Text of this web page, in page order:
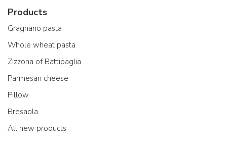
Products
Gragnano pasta
Whole wheat pasta
Zizzona of Battipaglia
Parmesan cheese
Pillow
Bresaola
All new products